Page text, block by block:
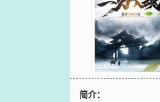
简介：